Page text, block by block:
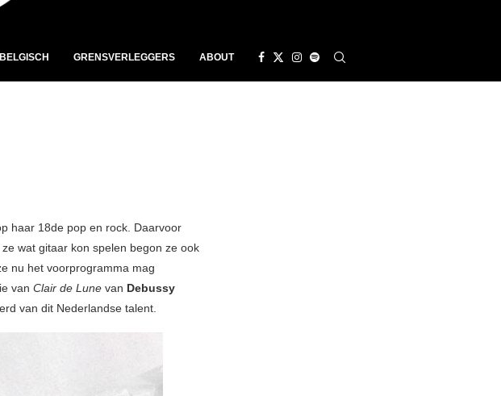
BELGISCH GRENSVERLEGGERS ABOUT
haar 18de pop en rock. Daarvoor
wat gitaar kon spelen begon ze ook
nu het voorprogramma mag
van Clair de Lune van Debussy
van dit Nederlandse talent.